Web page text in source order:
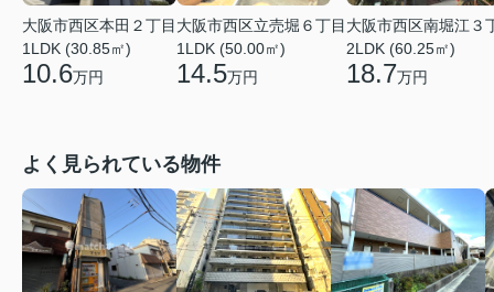
大阪市西区本田２丁目
1LDK (30.85㎡)
10.6万円
大阪市西区立売堀６丁目
1LDK (50.00㎡)
14.5万円
大阪市西区南堀江３
2LDK (60.25㎡)
18.7万円
よく見られている物件